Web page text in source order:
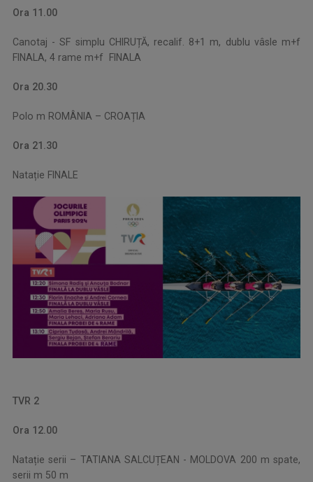
Ora 11.00
Canotaj - SF simplu CHIRUȚĂ, recalif. 8+1 m, dublu vâsle m+f
FINALA, 4 rame m+f FINALA
Ora 20.30
Polo m ROMÂNIA – CROAȚIA
Ora 21.30
Natație FINALE
TVR 2
Ora 12.00
Natație serii – TATIANA SALCUȚEAN - MOLDOVA 200 m spate,
serii m 50 m